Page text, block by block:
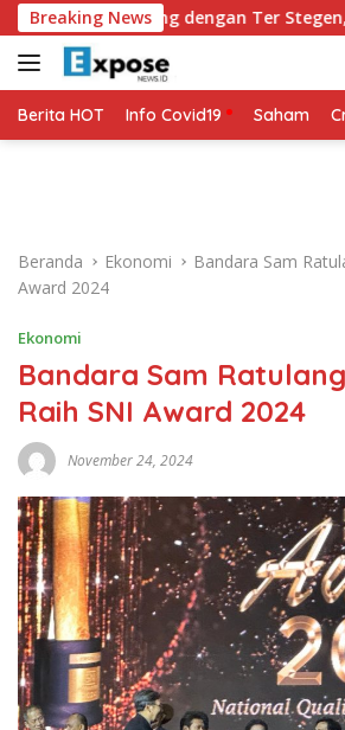
a
g
u
Breaking News
Lini Belakang dengan Ter Stegen,
Berita HOT Info Covid19 Saham
Beranda Ekonomi
Bandara Sam
Award 2024
Ekonomi
Bandara Sam
Raih SNI Award 2024
November 24, 2024